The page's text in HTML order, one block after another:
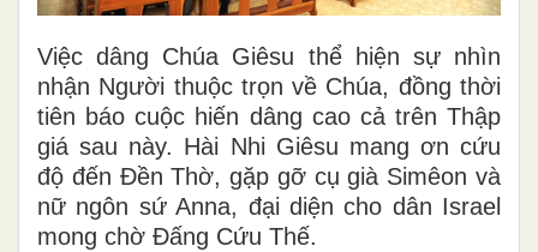
Việc dâng Chúa Giêsu thể hiện sự nhìn
nhận Người thuộc trọn về Chúa, đồng thời
tiên báo cuộc hiến dâng cao cả trên Thập
giá sau này. Hài Nhi Giêsu mang ơn cứu
độ đến Đền Thờ, gặp gỡ cụ già Simêon và
nữ ngôn sứ Anna, đại diện cho dân Israel
mong chờ Đấng Cứu Thế.